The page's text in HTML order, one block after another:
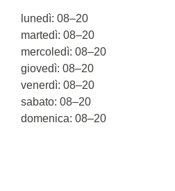
lunedì: 08–20
martedì: 08–20
mercoledì: 08–20
giovedì: 08–20
venerdì: 08–20
sabato: 08–20
domenica: 08–20